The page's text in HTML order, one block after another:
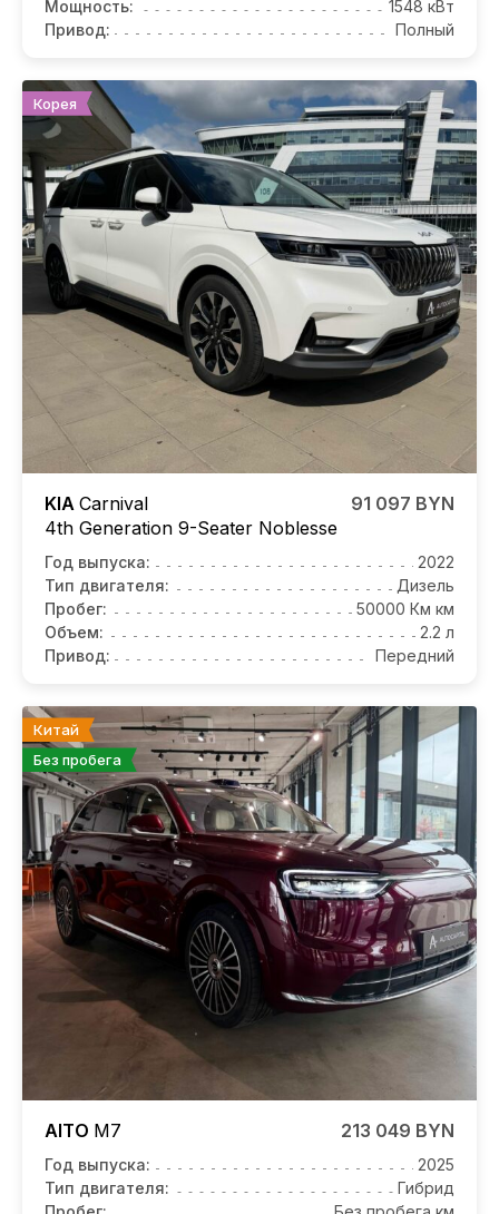
Мощность:
1548 кВт
Привод:
Полный
Корея
KIA Carnival
4th Generation 9-Seater Noblesse
91 097 BYN
Год выпуска:
2022
Тип двигателя:
Дизель
Пробег:
50000 Км км
Объем:
2.2 л
Привод:
Передний
Китай
Без пробега
AITO M7 213 049 BYN
Год выпуска:
2025
Тип двигателя:
Гибрид